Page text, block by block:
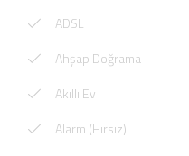
ADSL
Ahşap Doğrama
Akıllı Ev
Alarm (Hırsız)